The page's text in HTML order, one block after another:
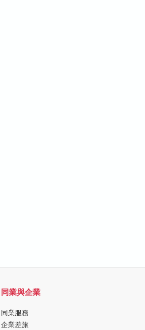
同業與企業
同業服務
企業差旅